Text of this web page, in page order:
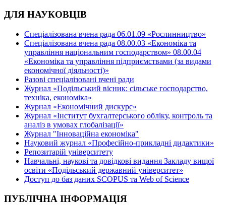
ДЛЯ НАУКОВЦІВ
Спеціалізована вчена рада 06.01.09 «Рослинництво»
Спеціалізована вчена рада 08.00.03 «Економіка та
управління національним господарством» 08.00.04
«Економіка та управління підприємствами (за видами
економічної діяльності)»
Разові спеціалізовані вчені ради
Журнал «Подільський вісник: сільське господарство,
техніка, економіка»
Журнал «Економічний дискурс»
Журнал «Інститут бухгалтерського обліку, контроль та
аналіз в умовах глобалізації»
Журнал "Інноваційна економіка"
Науковий журнал «Професійно-прикладні дидактики»
Репозитарій університету
Навчальні, наукові та довідкові видання Закладу вищої
освіти «Подільський державний університет»
Доступ до баз даних SCOPUS та Web of Science
ПУБЛІЧНА ІНФОРМАЦІЯ